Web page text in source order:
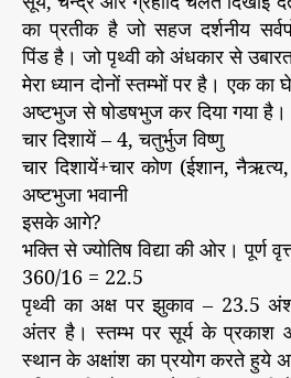
का प्रतीक है जो सहज दर्शनीय
पिंड है। जो पृथ्वी को अंधकार से
मेरा ध्यान दोनों स्तम्भों पर है। एक
अष्टभुज से षोडषभुज कर दिया गया
चार दिशायें – 4, चतुर्भुज विष्णु
चार दिशायें+चार कोण (ईशान,
अष्टभुजा भवानी
इसके आगे?
भक्ति से ज्योतिष विद्या की ओर। पूर्ण
360/16 = 22.5
पृथ्वी का अक्ष पर झुकाव – 23.5
अंतर है। स्तम्भ पर सूर्य के प्रकाश
स्थान के अक्षांश का प्रयोग करते हुये